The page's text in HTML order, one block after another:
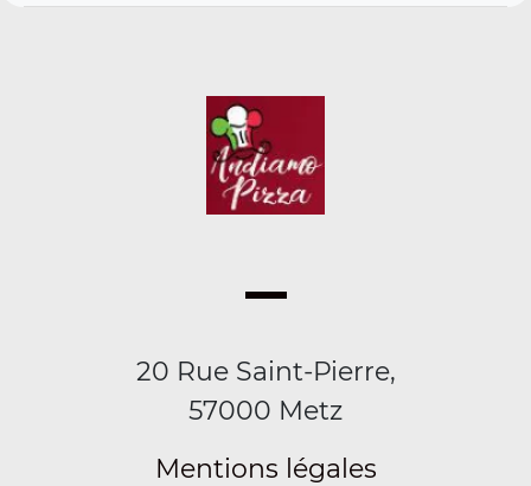
20 Rue Saint-Pierre,
57000 Metz
Mentions légales